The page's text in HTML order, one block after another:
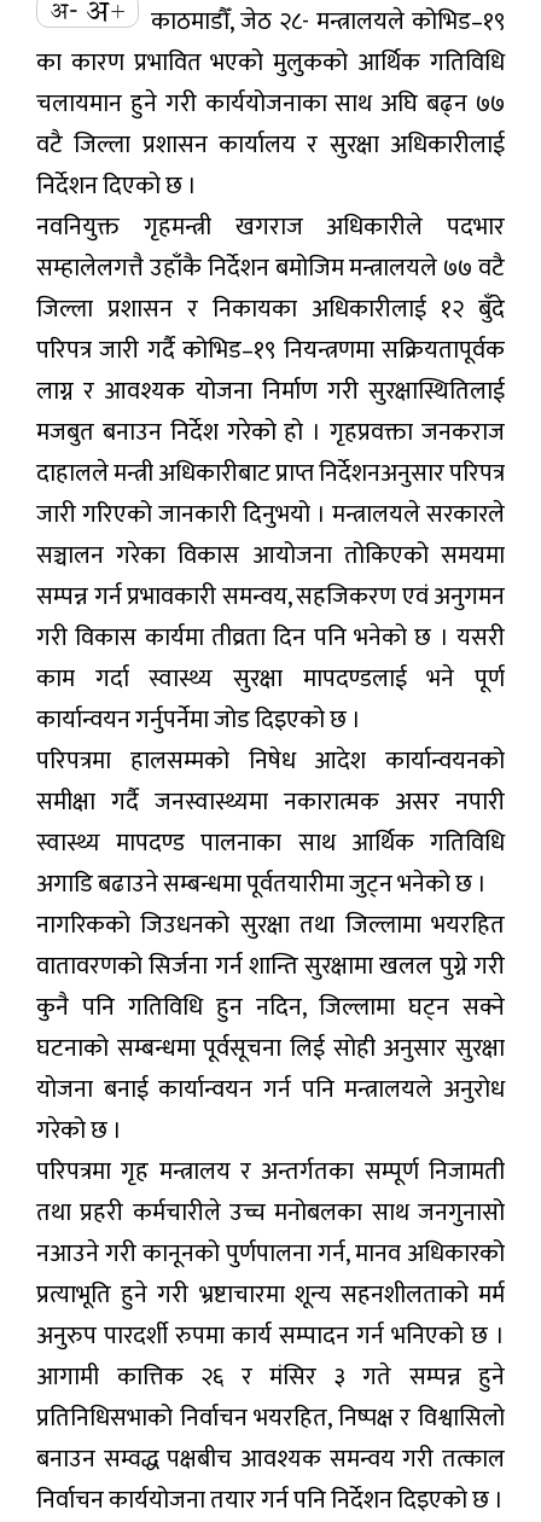
काठमाडौँ, जेठ २८- मन्त्रालयले कोभिड–१९
का कारण प्रभावित भएको मुलुकको आर्थिक गतिविधि
चलायमान हुने गरी कार्ययोजनाका साथ अघि बढ्न ७७
वटै जिल्ला प्रशासन कार्यालय र सुरक्षा अधिकारीलाई
निर्देशन दिएको छ ।
नवनियुक्त गृहमन्त्री खगराज अधिकारीले पदभार
सम्हालेलगत्तै उहाँकै निर्देशन बमोजिम मन्त्रालयले ७७ वटै
जिल्ला प्रशासन र निकायका अधिकारीलाई १२ बुँदे
परिपत्र जारी गर्दै कोभिड–१९ नियन्त्रणमा सक्रियतापूर्वक
लाग्न र आवश्यक योजना निर्माण गरी सुरक्षास्थितिलाई
मजबुत बनाउन निर्देश गरेको हो । गृहप्रवक्ता जनकराज
दाहालले मन्त्री अधिकारीबाट प्राप्त निर्देशनअनुसार परिपत्र
जारी गरिएको जानकारी दिनुभयो । मन्त्रालयले सरकारले
सञ्चालन गरेका विकास आयोजना तोकिएको समयमा
सम्पन्न गर्न प्रभावकारी समन्वय, सहजिकरण एवं अनुगमन
गरी विकास कार्यमा तीव्रता दिन पनि भनेको छ । यसरी
काम गर्दा स्वास्थ्य सुरक्षा मापदण्डलाई भने पूर्ण
कार्यान्वयन गर्नुपर्नेमा जोड दिइएको छ ।
परिपत्रमा हालसम्मको निषेध आदेश कार्यान्वयनको
समीक्षा गर्दै जनस्वास्थ्यमा नकारात्मक असर नपारी
स्वास्थ्य मापदण्ड पालनाका साथ आर्थिक गतिविधि
अगाडि बढाउने सम्बन्धमा पूर्वतयारीमा जुट्न भनेको छ ।
नागरिकको जिउधनको सुरक्षा तथा जिल्लामा भयरहित
वातावरणको सिर्जना गर्न शान्ति सुरक्षामा खलल पुग्ने गरी
कुनै पनि गतिविधि हुन नदिन, जिल्लामा घट्न सक्ने
घटनाको सम्बन्धमा पूर्वसूचना लिई सोही अनुसार सुरक्षा
योजना बनाई कार्यान्वयन गर्न पनि मन्त्रालयले अनुरोध
गरेको छ ।
परिपत्रमा गृह मन्त्रालय र अन्तर्गतका सम्पूर्ण निजामती
तथा प्रहरी कर्मचारीले उच्च मनोबलका साथ जनगुनासो
नआउने गरी कानूनको पुर्णपालना गर्न, मानव अधिकारको
प्रत्याभूति हुने गरी भ्रष्टाचारमा शून्य सहनशीलताको मर्म
अनुरुप पारदर्शी रुपमा कार्य सम्पादन गर्न भनिएको छ ।
आगामी कात्तिक २६ र मंसिर ३ गते सम्पन्न हुने
प्रतिनिधिसभाको निर्वाचन भयरहित, निष्पक्ष र विश्वासिलो
बनाउन सम्वद्ध पक्षबीच आवश्यक समन्वय गरी तत्काल
निर्वाचन कार्ययोजना तयार गर्न पनि निर्देशन दिइएको छ ।